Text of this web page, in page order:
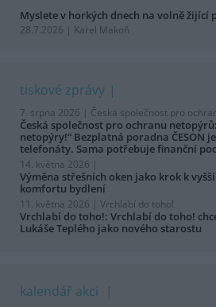
Myslete v horkých dnech na volně žijící
28.7.2026 | Karel Makoň
tiskové zprávy
7. srpna 2026 | Česká společnost pro
Česká společnost pro ochranu
netopýry!“ Bezplatná poradna ČESON
telefonáty. Sama potřebuje finanční
14. května 2026 |
Výměna střešních oken jako krok k
komfortu bydlení
11. května 2026 | Vrchlabí do toho!
Vrchlabí do toho!: Vrchlabí do toho!
Lukáše Teplého jako nového starostu
kalendář akcí